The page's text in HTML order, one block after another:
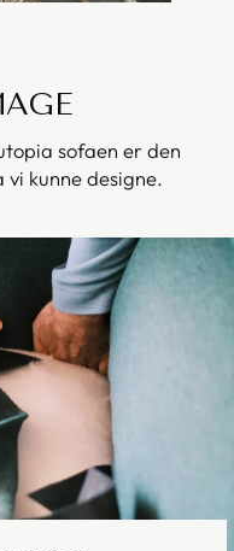
sofaen er den
kunne designe.